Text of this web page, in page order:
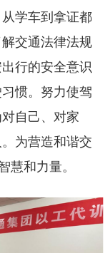
学车到拿证都
交通法律法规
行的安全意识
惯。努力使驾
自己、对家
为营造和谐交
慧和力量。